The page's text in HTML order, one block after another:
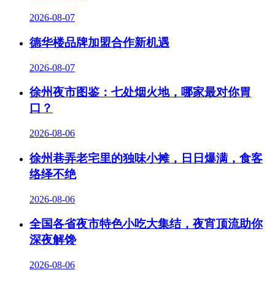
2026-08-07
德华楼品牌加盟合作新机遇
2026-08-07
徐州夜市图鉴：七处烟火地，哪家最对你胃
口？
2026-08-06
徐州巷弄老宅里的独味小摊，日日爆满，食客
络绎不绝
2026-08-06
全国各省夜市特色小吃大集结，夜宵顶流助你
深夜解馋
2026-08-06